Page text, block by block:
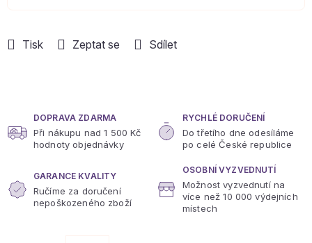
Tisk Zeptat se Sdílet
DOPRAVA ZDARMA
Při nákupu nad 1 500 Kč
hodnoty objednávky
RYCHLÉ DORUČENÍ
Do třetího dne odesíláme
po celé České republice
GARANCE KVALITY
Ručíme za doručení
nepoškozeného zboží
OSOBNÍ VYZVEDNUTÍ
Možnost vyzvednutí na
více než 10 000 výdejních
místech